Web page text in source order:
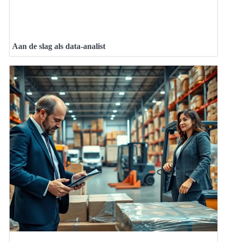
Aan de slag als data-analist